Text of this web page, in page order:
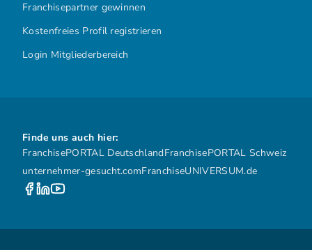
Franchisepartner gewinnen
Kostenfreies Profil registrieren
Login Mitgliederbereich
Finde uns auch hier:
FranchisePORTAL DeutschlandFranchisePORTAL Schweiz
unternehmer-gesucht.comFranchiseUNIVERSUM.de